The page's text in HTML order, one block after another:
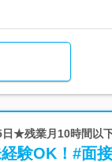
★残業月10時間以
験OK！#面